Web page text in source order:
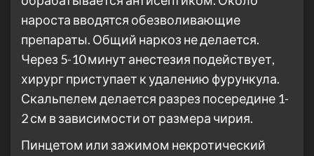
нароста вводятся обезволивающие
препараты. Общий наркоз не делается.
Через 5-10 минут анестезия подействует,
хирург приступает к удалению фурункула.
Скальпелем делается разрез посередине 1-
2 см в зависимости от размера чирия.
Пинцетом или зажимом некротический